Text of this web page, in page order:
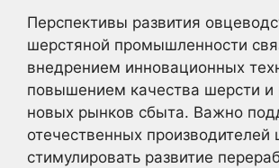
Перспективы развития
шерстяной промышленности
внедрением инновационных
повышением качества шерсти и
новых рынков сбыта. Важно
отечественных производителей
стимулировать развитие